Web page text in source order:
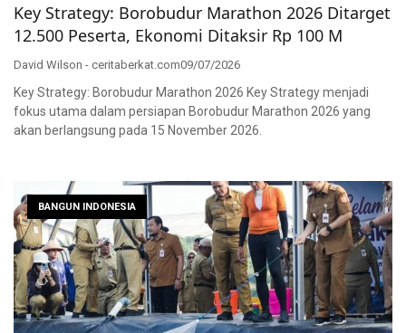
Key Strategy: Borobudur Marathon 2026 Ditarget
12.500 Peserta, Ekonomi Ditaksir Rp 100 M
David Wilson - ceritaberkat.com09/07/2026
Key Strategy: Borobudur Marathon 2026 Key Strategy menjadi
fokus utama dalam persiapan Borobudur Marathon 2026 yang
akan berlangsung pada 15 November 2026.
BANGUN INDONESIA